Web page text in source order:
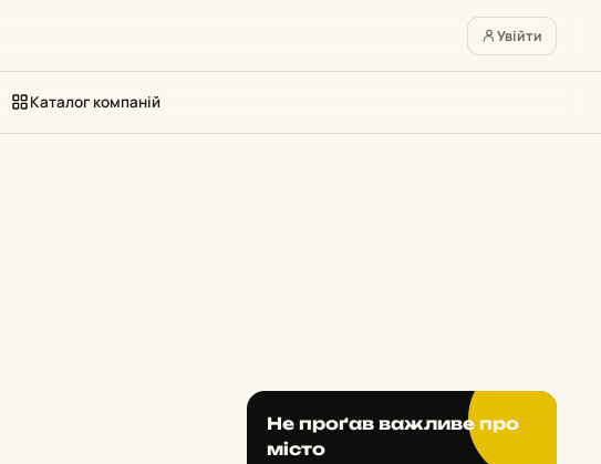
Увійти
Каталог компаній
Не проґав важливе про
місто